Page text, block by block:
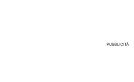
PUBBLICITÀ